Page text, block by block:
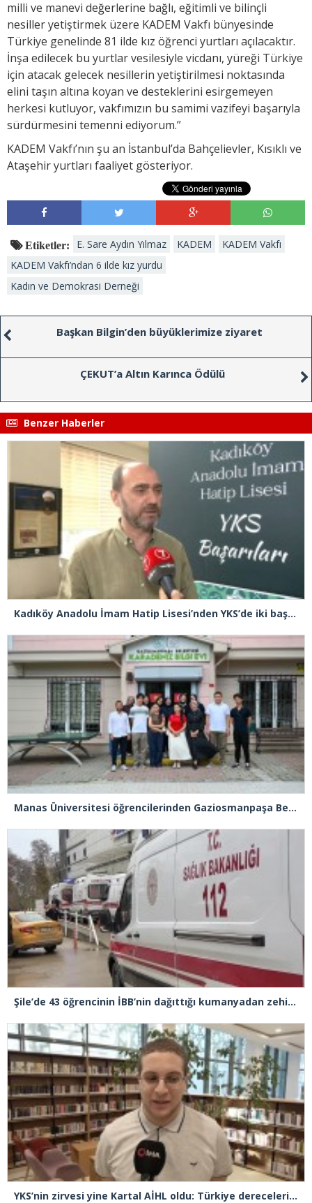
milli ve manevi değerlerine bağlı, eğitimli ve bilinçli
nesiller yetiştirmek üzere KADEM Vakfı bünyesinde
Türkiye genelinde 81 ilde kız öğrenci yurtları açılacaktır.
İnşa edilecek bu yurtlar vesilesiyle vicdanı, yüreği Türkiye
için atacak gelecek nesillerin yetiştirilmesi noktasında
elini taşın altına koyan ve desteklerini esirgemeyen
herkesi kutluyor, vakfımızın bu samimi vazifeyi başarıyla
sürdürmesini temenni ediyorum.”
KADEM Vakfı’nın şu an İstanbul’da Bahçelievler, Kısıklı ve
Ataşehir yurtları faaliyet gösteriyor.
Etiketler: E. Sare Aydın Yılmaz KADEM
KADEM Vakfı
KADEM Vakfı’ndan 6 ilde kız yurdu
Kadın ve Demokrasi Derneği
Başkan Bilgin’den büyüklerimize ziyaret
ÇEKUT’a Altın Karınca Ödülü
Benzer Haberler
Kadıköy Anadolu İmam Hatip Lisesi’nden YKS’de iki başarı birden
Manas Üniversitesi öğrencilerinden Gaziosmanpaşa Belediyesi’ne ziyaret
Şile’de 43 öğrencinin İBB’nin dağıttığı kumanyadan zehirlendiği iddiasıyla 4 şüpheliye 10 yıla kadar hapis talebi
YKS’nin zirvesi yine Kartal AİHL oldu: Türkiye dereceleri peş peşe geldi, başarının sırrını anlattılar